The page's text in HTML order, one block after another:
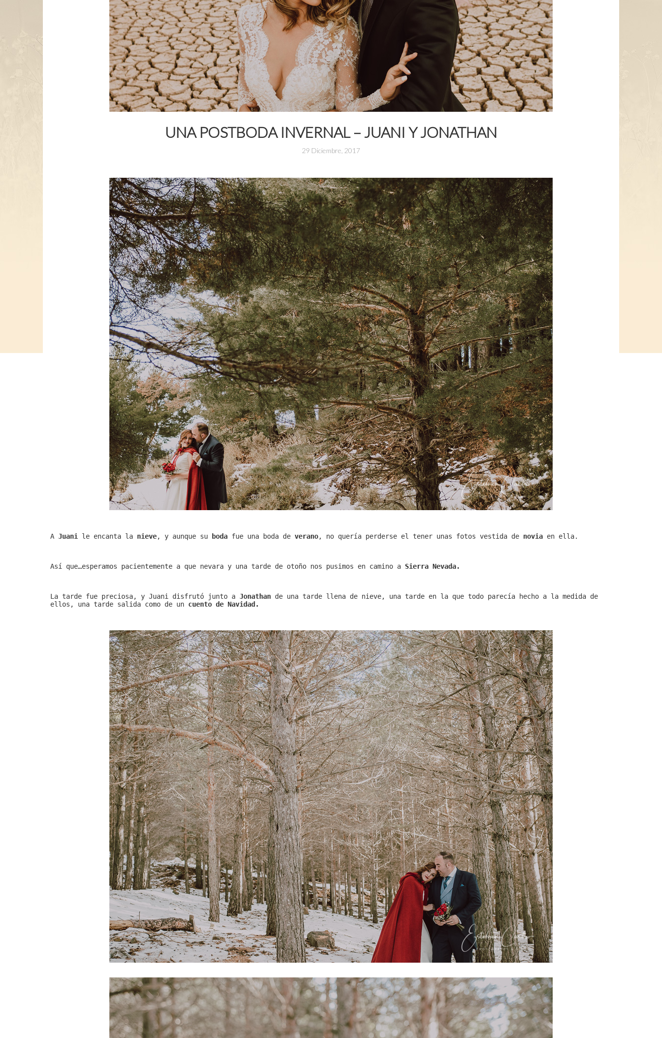
UNA POSTBODA INVERNAL – JUANI Y JONATHAN
29 Diciembre, 2017
A Juani le encanta la nieve, y aunque su boda fue una boda de verano, no quería perderse el tener unas fotos vestida de novia en ella.
Así que…esperamos pacientemente a que nevara y una tarde de otoño nos pusimos en camino a Sierra Nevada.
La tarde fue preciosa, y Juani disfrutó junto a Jonathan de una tarde llena de nieve, una tarde en la que todo parecía hecho a la medida de
ellos, una tarde salida como de un cuento de Navidad.